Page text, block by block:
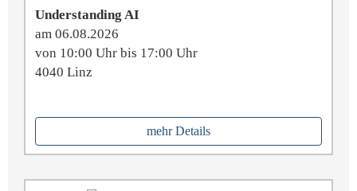
Understanding AI
am 06.08.2026
von 10:00 Uhr bis 17:00 Uhr
4040 Linz
mehr Details